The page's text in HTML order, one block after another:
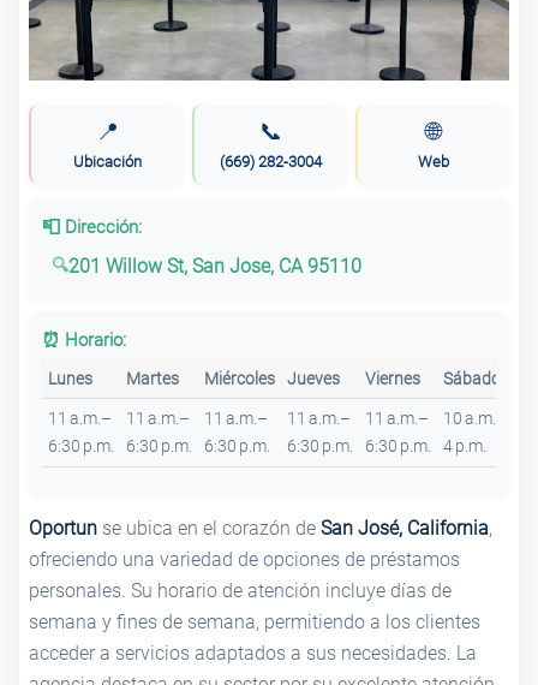
📍
Ubicación
📞
(669) 282-3004
🌐
Web
📮 Dirección:
201 Willow St, San Jose, CA 95110
⏰ Horario:
Lunes Martes Miércoles Jueves Viernes Sábado
11 a.m.–
6:30 p.m.
11 a.m.–
6:30 p.m.
11 a.m.–
6:30 p.m.
11 a.m.–
6:30 p.m.
11 a.m.–
6:30 p.m.
10 a.m.–
4 p.m.
Oportun se ubica en el corazón de San José, California,
ofreciendo una variedad de opciones de préstamos
personales. Su horario de atención incluye días de
semana y fines de semana, permitiendo a los clientes
acceder a servicios adaptados a sus necesidades. La